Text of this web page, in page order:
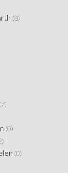
(8)
(7)
(0)
(0)